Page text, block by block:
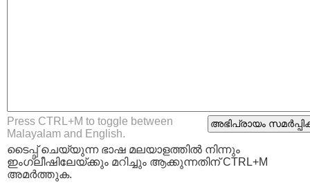
Press CTRL+M to toggle between
Malayalam and English.
ടൈപ്പ്‌ ചെയ്യുന്ന ഭാഷ മലയാളത്തില്‍ നിന്നും
ഇംഗ്ലീഷിലേയ്ക്കും മറിച്ചും ആക്കുന്നതിന് CTRL+M
അമര്‍ത്തുക.